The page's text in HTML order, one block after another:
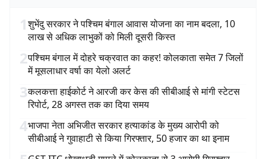
1शुभेंदु सरकार ने पश्चिम बंगाल आवास योजना का नाम बदला, 10
लाख से अधिक लाभुकों को मिली दूसरी किस्त
2पश्चिम बंगाल में दोहरे चक्रवात का कहर! कोलकाता समेत 7 जिलों
में मूसलाधार वर्षा का येलो अलर्ट
3कलकत्ता हाईकोर्ट ने आरजी कर केस की सीबीआई से मांगी स्टेटस
रिपोर्ट, 28 अगस्त तक का दिया समय
4भाजपा नेता अभिजीत सरकार हत्याकांड के मुख्य आरोपी को
सीबीआई ने गुवाहाटी से किया गिरफ्तार, 50 हजार का था इनाम